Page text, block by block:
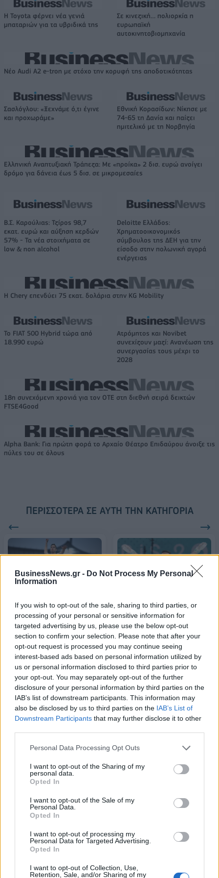
BusinessNews.gr - Do Not Process My Personal
Information
If you wish to opt-out of the sale, sharing to third parties, or
processing of your personal or sensitive information for
targeted advertising by us, please use the below opt-out
section to confirm your selection. Please note that after your
opt-out request is processed you may continue seeing
interest-based ads based on personal information utilized by
us or personal information disclosed to third parties prior to
your opt-out. You may separately opt-out of the further
disclosure of your personal information by third parties on the
IAB’s list of downstream participants. This information may
also be disclosed by us to third parties on the IAB’s List of
Downstream Participants that may further disclose it to other
Personal Data Processing Opt Outs
I want to opt-out of the Sharing of my
personal data.
Opted In
I want to opt-out of the Sale of my
Personal Data.
Opted In
I want to opt-out of processing my
Personal Data for Targeted Advertising.
Opted In
I want to opt-out of Collection, Use,
Retention, Sale, and/or Sharing of my
Η Toyota φέρνει νέα γενιά
μπαταριών για τα υβριδικά της
Σε κινεζική… πολιορκία η
ευρωπαϊκή
αυτοκινητοβιομηχανία
Νέο Audi A2 e-tron με στόχο την κορυφή της αποδοτικότητας
Σασλόγλου: «Ξεχνάμε ό,τι έγινε
και προχωράμε»
Εθνική Κορασίδων: Νίκησε με
74-65 τη Δανία και παίζει
ημιτελικό με τη Νορβηγία
Ελληνική Αναπτυξιακή Τράπεζα: Με «προίκα» 2 δισ. ευρώ ανοίγει
δρόμο για δάνεια έως 5 δισ. σε μικρομεσαίες
Β.Σ. Καρούλιας: Τζίρος 98,7
εκατ. ευρώ και αύξηση κερδών
57% - Τα νέα στοιχήματα σε
low & non alcohol
Deloitte Ελλάδος:
Χρηματοοικονομικός
σύμβουλος της ΔΕΗ για την
είσοδο στην πολωνική αγορά
ενέργειας
Η Chery επενδύει 75 εκατ. δολάρια στην KG Mobility
Το FIAT 500 Hybrid τώρα από
18.990 ευρώ
Ατρόμητος και Novibet
συνεχίζουν μαζί: Ανανέωση της
συνεργασίας τους μέχρι το
2028
18η συνεχόμενη χρονιά για τον ΟΤΕ στη διεθνή σειρά δεικτών
FTSE4Good
Alpha Bank: Για πρώτη φορά το Αρχαίο Θέατρο Επιδαύρου άνοιξε τις
πύλες του σε όλους
ΠΕΡΙΣΣΌΤΕΡΑ ΣΕ ΑΥΤΉ ΤΗΝ ΚΑΤΗΓΟΡΊΑ
Μίλτος Τεντόγλου
προκρίθηκε στον τελικό με
ένα άλμα (8.32μ.)
04/08/2024 - 12:45
"Χάλκινος" ο Πετρούνιας
στους κρίκους -«Είμαι
τρις-Ολυμπιονίκης και
τρισευτυχισμένος»
04/08/2024 - 18:12
ΡΟΗ ΕΙΔΗΣΕΩΝ
Κορυφώνεται η έξοδος του Αυγούστου – Πάνω από
56.000 επιβάτες αναχωρούν σήμερα από τα
λιμάνια της Αττικής
08/08/2026 - 14:30 ΕΛΛΑΔΑ